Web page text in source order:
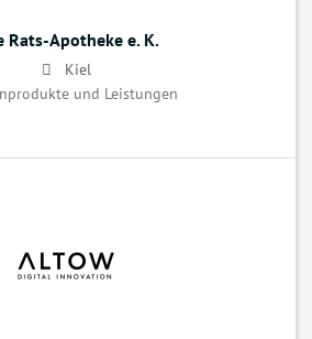
Rats-Apotheke e. K.
Kiel
und Leistungen